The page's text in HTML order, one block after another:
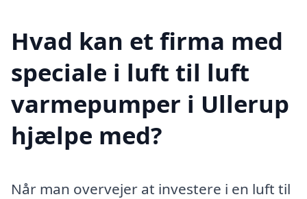
Hvad kan et firma med
speciale i luft til luft
varmepumper i Ullerup
hjælpe med?
Når man overvejer at investere i en luft til